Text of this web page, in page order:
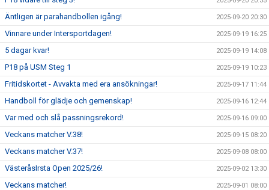
Äntligen är parahandbollen igång! 2025-09-20 20:30
Vinnare under Intersportdagen! 2025-09-19 16:25
5 dagar kvar! 2025-09-19 14:08
P18 på USM Steg 1 2025-09-19 10:23
Fritidskortet - Avvakta med era ansökningar! 2025-09-17 11:44
Handboll för glädje och gemenskap! 2025-09-16 12:44
Var med och slå passningsrekord! 2025-09-16 09:00
Veckans matcher V.38! 2025-09-15 08:20
Veckans matcher V.37! 2025-09-08 08:00
VästeråsIrsta Open 2025/26! 2025-09-02 13:30
Veckans matcher! 2025-09-01 08:00